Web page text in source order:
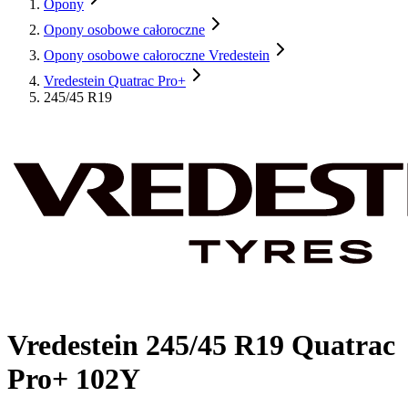
Opony
Opony osobowe całoroczne
Opony osobowe całoroczne Vredestein
Vredestein Quatrac Pro+
245/45 R19
Vredestein 245/45 R19 Quatrac
Pro+ 102Y